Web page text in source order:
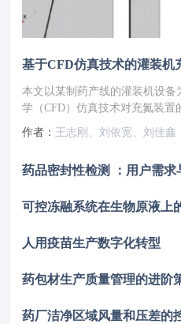
基于CFD仿真技术的灌装机
本文以某制药产线的灌装机设备
学（CFD）仿真技术对充氮装
析结果对氮幕结构进行了优化设
能仿真验证，结果显示优化后的
进行性能测试，测得的顶空残氧
作者： 王志刚、刘依宽、刘佳鑫
药品密封性检测 ：用户需求
可控冻融系统在生物原液上
人用疫苗生产数字化转型
药包材生产质量管理的进阶
药厂洁净区域风量和压差的